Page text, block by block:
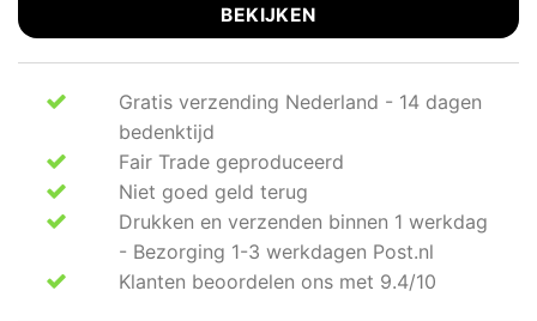
BEKIJKEN
Gratis verzending Nederland - 14 dagen
bedenktijd
Fair Trade geproduceerd
Niet goed geld terug
Drukken en verzenden binnen 1 werkdag
- Bezorging 1-3 werkdagen Post.nl
Klanten beoordelen ons met 9.4/10